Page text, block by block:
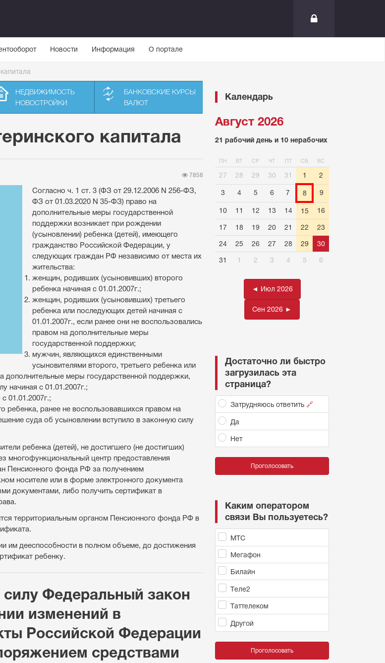
Новости Информация О портале
НЕДВИЖИМОСТЬ
НОВОСТРОЙКИ
БАНКОВСКИЕ КУРСЫ
ВАЛЮТ
капитала
7858
Согласно ч. 1 ст. 3 (ФЗ от 29.12.2006 N 256-ФЗ,
ФЗ от 01.03.2020 N 35-ФЗ) право на
дополнительные меры государственной
поддержки возникает при рождении
(усыновлении) ребенка (детей), имеющего
гражданство Российской Федерации, у
следующих граждан РФ независимо от места их
жительства:
женщин, родивших (усыновивших) второго
ребенка начиная с 01.01.2007г.;
женщин, родивших (усыновивших) третьего
ребенка или последующих детей начиная с
01.01.2007г., если ранее они не воспользовались
правом на дополнительные меры
государственной поддержки;
мужчин, являющихся единственными
усыновителями второго, третьего ребенка или
дополнительные меры государственной поддержки,
начиная с 01.01.2007г.;
01.01.2007г.;
ребенка, ранее не воспользовавшихся правом на
суда об усыновлении вступило в законную силу
ребенка (детей), не достигшего (не достигших)
многофункциональный центр предоставления
Пенсионного фонда РФ за получением
носителе или в форме электронного документа
документами, либо получить сертификат в
территориальным органом Пенсионного фонда РФ в
им дееспособности в полном объеме, до достижения
ребенку.
силу Федеральный закон
изменений в
Российской Федерации
средствами
Календарь
Август 2026
21 рабочий день и 10 нерабочих
ПН ВТ СР ЧТ ПТ СБ ВС
27 28 29 30 31 1 2
3 4 5 6 7 8 9
10 11 12 13 14 15 16
17 18 19 20 21 22 23
24 25 26 27 28 29 30
31 1 2 3 4 5 6
◄ Июл 2026
Сен 2026 ►
Достаточно ли быстро
загрузилась эта
страница?
Затрудняюсь ответить 🔗
Да
Нет
Проголосовать
Каким оператором
связи Вы пользуетесь?
МТС
Мегафон
Билайн
Теле2
Таттелеком
Другой
Проголосовать